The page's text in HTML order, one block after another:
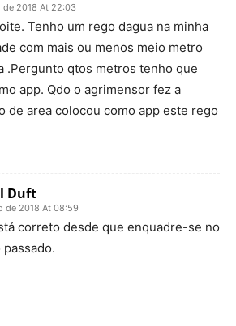
de 2018 At 22:03
Tenho um rego dagua na minha
com mais ou menos meio metro
.Pergunto qtos metros tenho que
app. Qdo o agrimensor fez a
de area colocou como app este rego
Duft
de 2018 At 08:59
correto desde que enquadre-se no